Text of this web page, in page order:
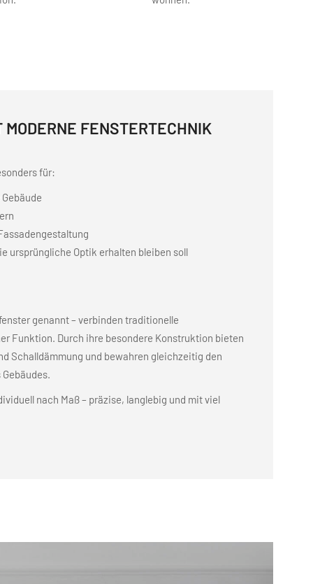
FENSTERTECHNIK
für:
ursprüngliche Optik erhalten bleiben soll
genannt – verbinden traditionelle
Funktion. Durch ihre besondere Konstruktion bieten
Schalldämmung und bewahren gleichzeitig den
nach Maß – präzise, langlebig und mit viel